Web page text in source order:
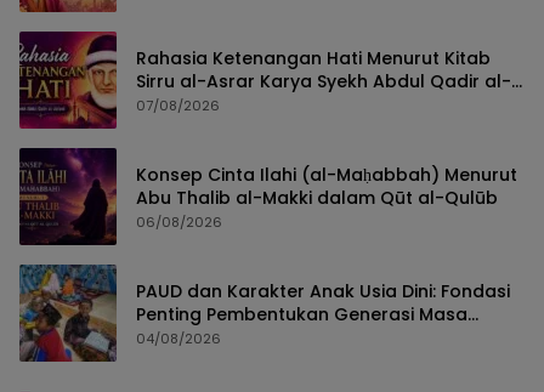
Rahasia Ketenangan Hati Menurut Kitab
Sirru al-Asrar Karya Syekh Abdul Qadir al-
Jailani
07/08/2026
Konsep Cinta Ilahi (al-Maḥabbah) Menurut
Abu Thalib al-Makki dalam Qūt al-Qulūb
06/08/2026
PAUD dan Karakter Anak Usia Dini: Fondasi
Penting Pembentukan Generasi Masa
Depan
04/08/2026